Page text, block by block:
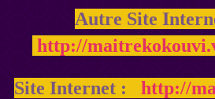
Autre Site
http://
Site Internet : http://